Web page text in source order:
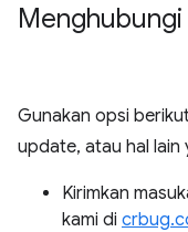
Gunakan opsi
update, atau hal lain
Kirimkan
kami di